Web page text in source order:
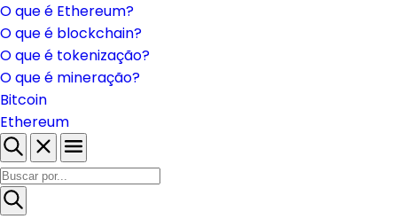
O que é Ethereum?
O que é blockchain?
O que é tokenização?
O que é mineração?
Bitcoin
Ethereum